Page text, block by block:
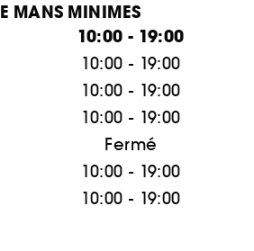
MINIMES
10:00 - 19:00
10:00 - 19:00
10:00 - 19:00
10:00 - 19:00
Fermé
10:00 - 19:00
10:00 - 19:00